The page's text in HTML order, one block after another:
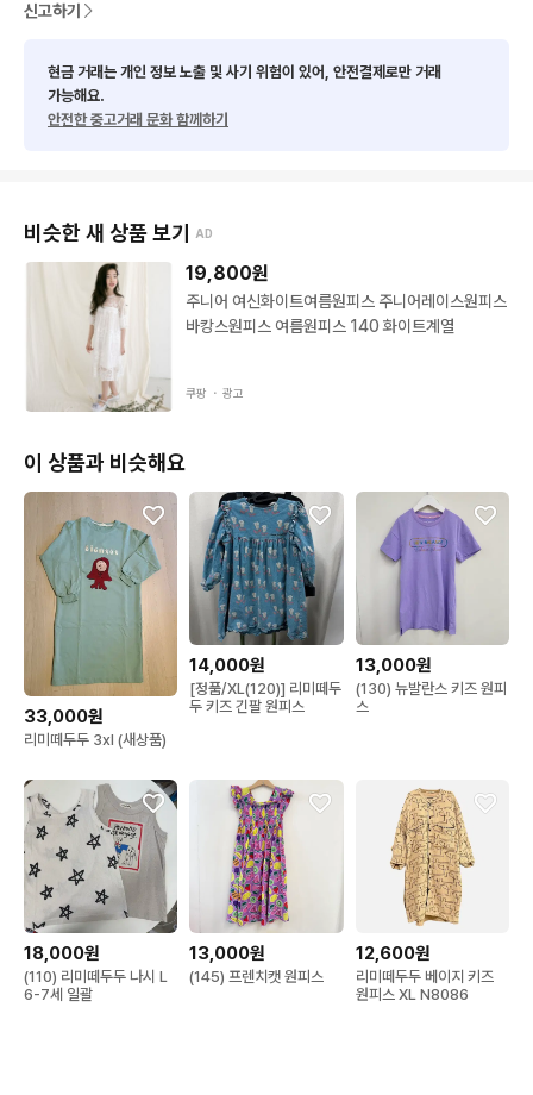
신고하기
현금 거래는 개인 정보 노출 및 사기 위험이 있어, 안전결제로만 거래
가능해요.
안전한 중고거래 문화 함께하기
비슷한 새 상품 보기 AD
19,800원
주니어 여신화이트여름원피스 주니어레이스원피스
바캉스원피스 여름원피스 140 화이트계열
쿠팡 ・ 광고
이 상품과 비슷해요
33,000원
리미떼두두 3xl (새상품)
14,000원
[정품/XL(120)] 리미떼두
두 키즈 긴팔 원피스
13,000원
(130) 뉴발란스 키즈 원피
스
18,000원
(110) 리미떼두두 나시 L
6-7세 일괄
13,000원
(145) 프렌치캣 원피스
12,600원
리미떼두두 베이지 키즈
원피스 XL N8086